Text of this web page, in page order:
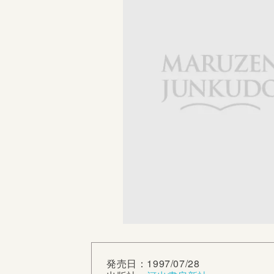
発売日：1997/07/28